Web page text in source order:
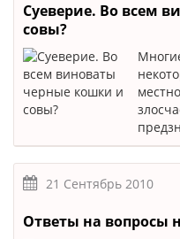
Суеверие. Во всем
совы?
21 Сентябрь 2010
Ответы на вопросы